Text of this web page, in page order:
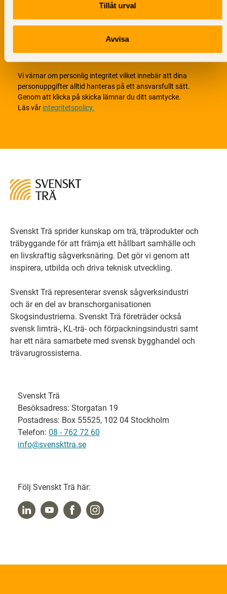
Tillåt urval
Avvisa
Vi värnar om personlig integritet vilket innebär att dina
personuppgifter alltid hanteras på ett ansvarsfullt sätt.
Genom att klicka på skicka lämnar du ditt samtycke.
Läs vår integritetspolicy.
Svenskt Trä sprider kunskap om trä, träprodukter och
träbyggande för att främja ett hållbart samhälle och
en livskraftig sågverksnäring. Det gör vi genom att
inspirera, utbilda och driva teknisk utveckling.
Svenskt Trä representerar svensk sågverksindustri
och är en del av branschorganisationen
Skogsindustrierna. Svenskt Trä företräder också
svensk limträ-, KL-trä- och förpackningsindustri samt
har ett nära samarbete med svensk bygghandel och
trävarugrossisterna.
Svenskt Trä
Besöksadress: Storgatan 19
Postadress: Box 55525, 102 04 Stockholm
Telefon: 08 - 762 72 60
info@svenskttra.se
Följ Svenskt Trä här: